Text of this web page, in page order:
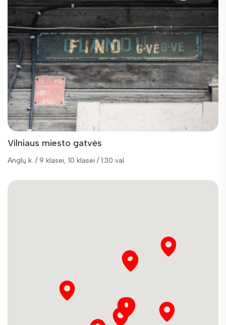
Vilniaus miesto gatvės
Anglų k. / 9 klasei, 10 klasei / 1:30 val.